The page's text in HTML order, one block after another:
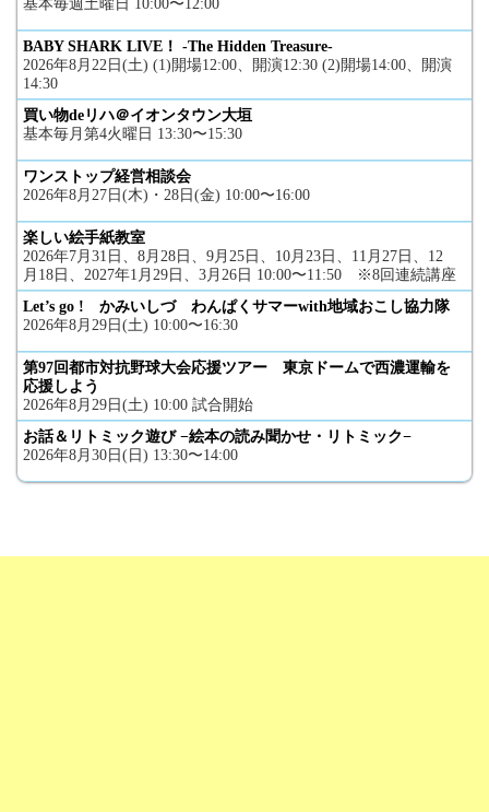
基本毎週土曜日 10:00〜12:00
BABY SHARK LIVE！ -The Hidden Treasure-
2026年8月22日(土) (1)開場12:00、開演12:30 (2)開場14:00、開演
14:30
買い物deリハ＠イオンタウン大垣
基本毎月第4火曜日 13:30〜15:30
ワンストップ経営相談会
2026年8月27日(木)・28日(金) 10:00〜16:00
楽しい絵手紙教室
2026年7月31日、8月28日、9月25日、10月23日、11月27日、12
月18日、2027年1月29日、3月26日 10:00〜11:50 ※8回連続講座
Let’s go ! かみいしづ わんぱくサマーwith地域おこし協力隊
2026年8月29日(土) 10:00〜16:30
第97回都市対抗野球大会応援ツアー 東京ドームで西濃運輸を
応援しよう
2026年8月29日(土) 10:00 試合開始
お話＆リトミック遊び −絵本の読み聞かせ・リトミック−
2026年8月30日(日) 13:30〜14:00